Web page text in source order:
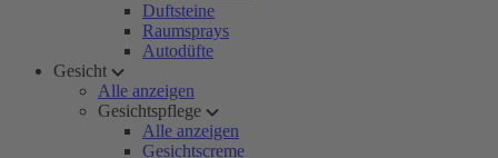
Duftsteine
Raumsprays
Autodüfte
Gesicht
Alle anzeigen
Gesichtspflege
Alle anzeigen
Gesichtscreme